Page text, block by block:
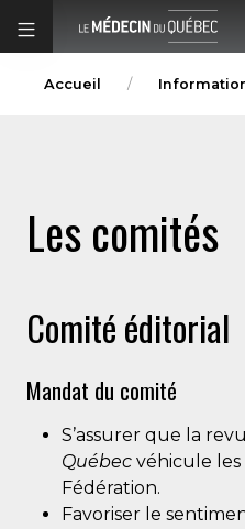
Accueil
Les comités
Comité éditorial
Mandat du comité
S’assurer que la
Québec véhicule les
Fédération.
Favoriser le